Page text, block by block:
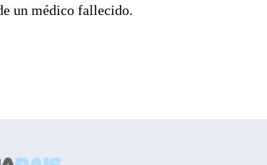
un médico fallecido.